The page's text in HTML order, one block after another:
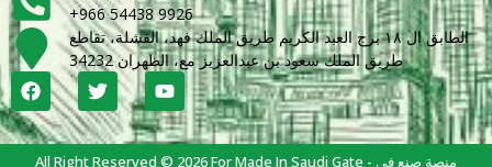
+966 54438 9926
الطابق ال ١٨ برج العبد الكريم طريق الملك فهد، القشلة، تقاطع
طريق الملك سعود بن عبدالعزيز مع، الظهران 34232
All Right Reserved © 2026 For Made In Saudi Gate - منصة صنع في